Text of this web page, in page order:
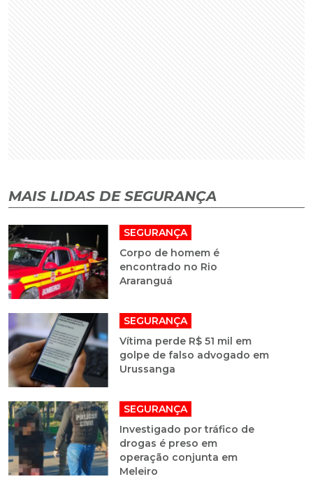
MAIS LIDAS DE SEGURANÇA
SEGURANÇA
Corpo de homem é
encontrado no Rio
Araranguá
SEGURANÇA
Vítima perde R$ 51 mil em
golpe de falso advogado em
Urussanga
SEGURANÇA
Investigado por tráfico de
drogas é preso em
operação conjunta em
Meleiro